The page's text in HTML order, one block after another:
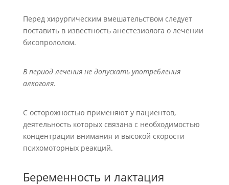
Перед хирургическим вмешательством следует
поставить в известность анестезиолога о лечении
бисопрололом.
В период лечения не допускать употребления
алкоголя.
С осторожностью применяют у пациентов,
деятельность которых связана с необходимостью
концентрации внимания и высокой скорости
психомоторных реакций.
Беременность и лактация